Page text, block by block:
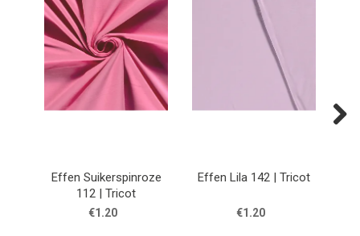
Effen Suikerspinroze
112 | Tricot
€1.20
Effen Lila 142 | Tricot
€1.20